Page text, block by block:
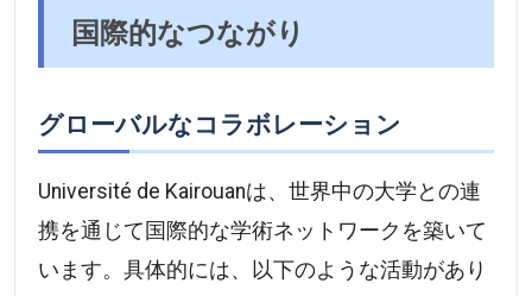
国際的なつながり
グローバルなコラボレーション
Université de Kairouanは、世界中の大学との連
携を通じて国際的な学術ネットワークを築いて
います。具体的には、以下のような活動があり